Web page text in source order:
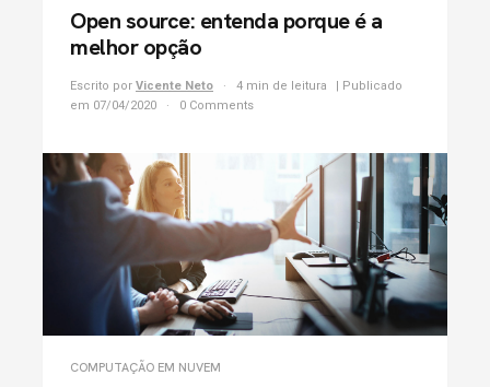
Open source: entenda porque é a
melhor opção
Escrito por Vicente Neto 4 min de leitura
| Publicado
em 07/04/2020
0 Comments
COMPUTAÇÃO EM NUVEM